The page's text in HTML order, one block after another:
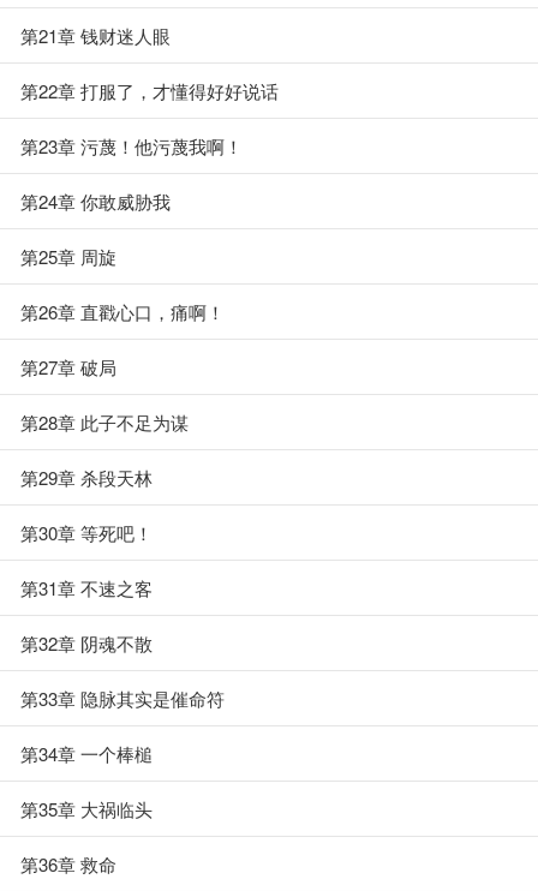
第21章 钱财迷人眼
第22章 打服了，才懂得好好说话
第23章 污蔑！他污蔑我啊！
第24章 你敢威胁我
第25章 周旋
第26章 直戳心口，痛啊！
第27章 破局
第28章 此子不足为谋
第29章 杀段天林
第30章 等死吧！
第31章 不速之客
第32章 阴魂不散
第33章 隐脉其实是催命符
第34章 一个棒槌
第35章 大祸临头
第36章 救命